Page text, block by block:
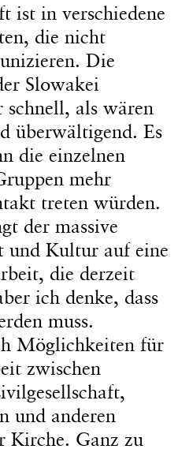
ist in verschiedene
die nicht
Die
Slowakei
schnell, als wären
überwältigend. Es
die einzelnen
mehr
treten würden.
der massive
Kultur auf eine
die derzeit
ich denke, dass
muss.
Möglichkeiten für
zwischen
und anderen
Kirche. Ganz zu